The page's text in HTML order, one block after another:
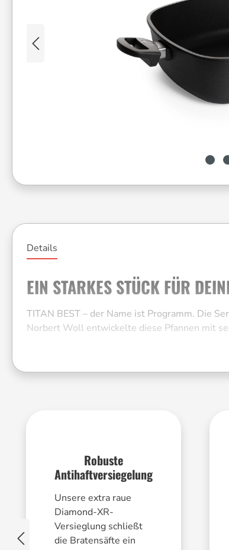
Details
EIN STARKES STÜCK FÜR
TITAN BEST – der Name ist Programm. Die
Norbert Woll entwickelte diese Pfannen mit
Und mit besonders starken Wänden für
Diamond-XR-Versiegelung. Stell Dir ein
Herstellung:
Made in Germany
Backofenfest:
bis zu 250 °C
Reinigung:
Spülmaschinengeeignet
Garantie:
25 Jahre auf den Körper, 3
Robuste
Antihaftversiegelung
Unsere extra raue
Diamond-XR-
Versieglung schließt
die Bratensäfte ein